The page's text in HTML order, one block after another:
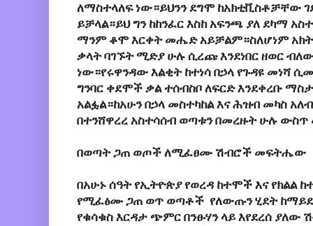
ለማስተላለፍ ነው።ይህንን ደግሞ ከአክቲቪስቶቻቸው
ይቻላል።ይህ ግን ከከንፈር እስከ አፍንጫ ያለ ደካማ
ማንም ቆሞ እርቀት መሔድ አይቻልም።ስለሆነም
ቃላት ባገኙት ሚድያ ሁሉ ሲረጩ እንደነበር ዘወር
ነው።የሩዋንዳው እልቂት ከተነሳ በኃላ የጉዳዩ መነሻ
ግንባር ቀደሞች ቃል ተሰብስቦ ለፍርድ እንደቀረቡ
አልፏል።ከአሁን በኃላ መስተካከል እና ሕዝብ መካስ
በተንሸዋረረ አስተሳሰብ ወጣቱን በመረዙት ሁሉ ውስጥ
በወጣት ጋጠ ወጦች ለሚፈፀሙ ሽብሮች መፍትሔው
በአሁኑ ሰዓት የኢትዮጵያ የወረዳ ከተሞች እና የክልል
የሚፈፅሙ ጋጠ ወጥ ወጣቶች የለውጡን ሂደት
የቁሳቁስ እርዳታ ጭምር በንፁሃን ላይ እየደረሰ ያለው